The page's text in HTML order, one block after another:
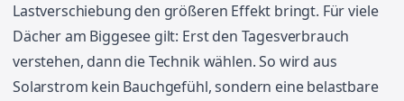
Lastverschiebung den größeren Effekt bringt. Für viele
Dächer am Biggesee gilt: Erst den Tagesverbrauch
verstehen, dann die Technik wählen. So wird aus
Solarstrom kein Bauchgefühl, sondern eine belastbare